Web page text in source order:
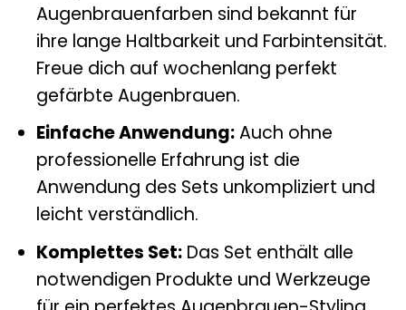
Augenbrauenfarben sind bekannt für
ihre lange Haltbarkeit und Farbintensität.
Freue dich auf wochenlang perfekt
gefärbte Augenbrauen.
Einfache Anwendung:Auch ohne
professionelle Erfahrung ist die
Anwendung des Sets unkompliziert und
leicht verständlich.
Komplettes Set:Das Set enthält alle
notwendigen Produkte und Werkzeuge